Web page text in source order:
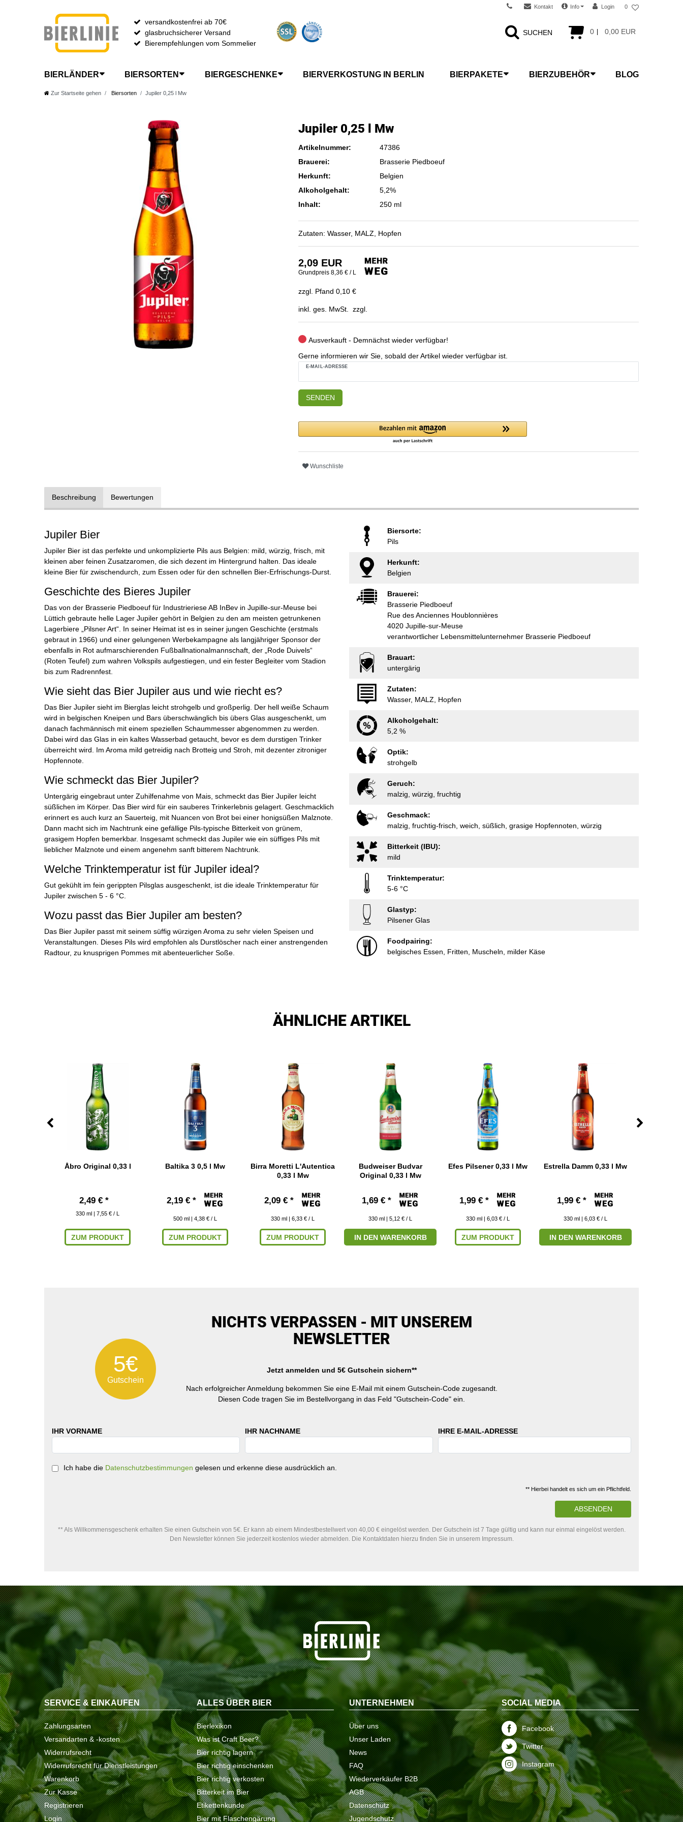
Kontakt Info Login 0
0 0,00 EUR
versandkostenfrei ab 70€
glasbruchsicherer Versand
Bierempfehlungen vom Sommelier
SUCHEN
BIERLÄNDER BIERSORTEN BIERGESCHENKE BIERVERKOSTUNG IN BERLIN BIERPAKETE BIERZUBEHÖR BLOG
Zur Startseite gehen Biersorten Jupiler 0,25 l Mw
Jupiler 0,25 l Mw
Artikelnummer:
47386
Brauerei:
Brasserie Piedboeuf
Herkunft:
Belgien
Alkoholgehalt:
5,2%
Inhalt:
250 ml
Zutaten: Wasser, MALZ, Hopfen
2,09 EUR
Grundpreis 8,36 € / L
zzgl. Pfand 0,10 €
inkl. ges. MwSt. zzgl.
Ausverkauft - Demnächst wieder verfügbar!
Gerne informieren wir Sie, sobald der Artikel wieder verfügbar ist.
E-MAIL-ADRESSE
SENDEN
Wunschliste
Beschreibung Bewertungen
Jupiler Bier
Jupiler Bier ist das perfekte und unkomplizierte Pils aus Belgien: mild, würzig, frisch, mit
kleinen aber feinen Zusatzaromen, die sich dezent im Hintergrund halten. Das ideale
kleine Bier für zwischendurch, zum Essen oder für den schnellen Bier-Erfrischungs-Durst.
Geschichte des Bieres Jupiler
Das von der Brasserie Piedboeuf für Industrieriese AB InBev in Jupille-sur-Meuse bei
Lüttich gebraute helle Lager Jupiler gehört in Belgien zu den am meisten getrunkenen
Lagerbiere „Pilsner Art“. In seiner Heimat ist es in seiner jungen Geschichte (erstmals
gebraut in 1966) und einer gelungenen Werbekampagne als langjähriger Sponsor der
ebenfalls in Rot aufmarschierenden Fußballnationalmannschaft, der „Rode Duivels“
(Roten Teufel) zum wahren Volkspils aufgestiegen, und ein fester Begleiter vom Stadion
bis zum Radrennfest.
Wie sieht das Bier Jupiler aus und wie riecht es?
Das Bier Jupiler sieht im Bierglas leicht strohgelb und großperlig. Der hell weiße Schaum
wird in belgischen Kneipen und Bars überschwänglich bis übers Glas ausgeschenkt, um
danach fachmännisch mit einem speziellen Schaummesser abgenommen zu werden.
Dabei wird das Glas in ein kaltes Wasserbad getaucht, bevor es dem durstigen Trinker
überreicht wird. Im Aroma mild getreidig nach Brotteig und Stroh, mit dezenter zitroniger
Hopfennote.
Wie schmeckt das Bier Jupiler?
Untergärig eingebraut unter Zuhilfenahme von Mais, schmeckt das Bier Jupiler leicht
süßlichen im Körper. Das Bier wird für ein sauberes Trinkerlebnis gelagert. Geschmacklich
erinnert es auch kurz an Sauerteig, mit Nuancen von Brot bei einer honigsüßen Malznote.
Dann macht sich im Nachtrunk eine gefällige Pils-typische Bitterkeit von grünem,
grasigem Hopfen bemerkbar. Insgesamt schmeckt das Jupiler wie ein süffiges Pils mit
lieblicher Malznote und einem angenehm sanft bitterem Nachtrunk.
Welche Trinktemperatur ist für Jupiler ideal?
Gut gekühlt im fein gerippten Pilsglas ausgeschenkt, ist die ideale Trinktemperatur für
Jupiler zwischen 5 - 6 °C.
Wozu passt das Bier Jupiler am besten?
Das Bier Jupiler passt mit seinem süffig würzigen Aroma zu sehr vielen Speisen und
Veranstaltungen. Dieses Pils wird empfohlen als Durstlöscher nach einer anstrengenden
Radtour, zu knusprigen Pommes mit abenteuerlicher Soße.
Biersorte:
Pils
Herkunft:
Belgien
Brauerei:
Brasserie Piedboeuf
Rue des Anciennes Houblonnières
4020 Jupille-sur-Meuse
verantwortlicher Lebensmittelunternehmer Brasserie Piedboeuf
Brauart:
untergärig
Zutaten:
Wasser, MALZ, Hopfen
Alkoholgehalt:
5,2 %
Optik:
strohgelb
Geruch:
malzig, würzig, fruchtig
Geschmack:
malzig, fruchtig-frisch, weich, süßlich, grasige Hopfennoten, würzig
Bitterkeit (IBU):
mild
Trinktemperatur:
5-6 °C
Glastyp:
Pilsener Glas
Foodpairing:
belgisches Essen, Fritten, Muscheln, milder Käse
ÄHNLICHE ARTIKEL
Åbro Original 0,33 l
2,49 € *
330 ml | 7,55 € / L
ZUM PRODUKT
Baltika 3 0,5 l Mw
2,19 € *
500 ml | 4,38 € / L
ZUM PRODUKT
Birra Moretti L'Autentica
0,33 l Mw
2,09 € *
330 ml | 6,33 € / L
ZUM PRODUKT
Budweiser Budvar
Original 0,33 l Mw
1,69 € *
330 ml | 5,12 € / L
IN DEN WARENKORB
Efes Pilsener 0,33 l Mw
1,99 € *
330 ml | 6,03 € / L
ZUM PRODUKT
Estrella Damm 0,33 l Mw
1,99 € *
330 ml | 6,03 € / L
IN DEN WARENKORB
5€
Gutschein
NICHTS VERPASSEN - MIT UNSEREM
NEWSLETTER
Jetzt anmelden und 5€ Gutschein sichern**
Nach erfolgreicher Anmeldung bekommen Sie eine E-Mail mit einem Gutschein-Code zugesandt.
Diesen Code tragen Sie im Bestellvorgang in das Feld "Gutschein-Code" ein.
IHR VORNAME IHR NACHNAME IHRE E-MAIL-ADRESSE
Ich habe die Datenschutzbestimmungen gelesen und erkenne diese ausdrücklich an.
** Hierbei handelt es sich um ein Pflichtfeld.
ABSENDEN
** Als Willkommensgeschenk erhalten Sie einen Gutschein von 5€. Er kann ab einem Mindestbestellwert von 40,00 € eingelöst werden. Der Gutschein ist 7 Tage gültig und kann nur einmal eingelöst werden.
Den Newsletter können Sie jederzeit kostenlos wieder abmelden. Die Kontaktdaten hierzu finden Sie in unserem Impressum.
SERVICE & EINKAUFEN
Zahlungsarten
Versandarten & -kosten
Widerrufsrecht
Widerrufsrecht für Dienstleistungen
Warenkorb
Zur Kasse
Registrieren
Login
ALLES ÜBER BIER
Bierlexikon
Was ist Craft Beer?
Bier richtig lagern
Bier richtig einschenken
Bier richtig verkosten
Bitterkeit im Bier
Etikettenkunde
Bier mit Flaschengärung
UNTERNEHMEN
Über uns
Unser Laden
News
FAQ
Wiederverkäufer B2B
AGB
Datenschutz
Jugendschutz
SOCIAL MEDIA
Facebook
Twitter
Instagram